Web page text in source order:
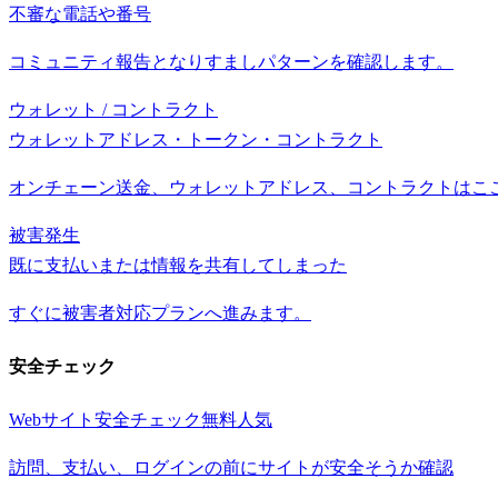
不審な電話や番号
コミュニティ報告となりすましパターンを確認します。
ウォレット / コントラクト
ウォレットアドレス・トークン・コントラクト
オンチェーン送金、ウォレットアドレス、コントラクトはこ
被害発生
既に支払いまたは情報を共有してしまった
すぐに被害者対応プランへ進みます。
安全チェック
Webサイト安全チェック無料人気
訪問、支払い、ログインの前にサイトが安全そうか確認